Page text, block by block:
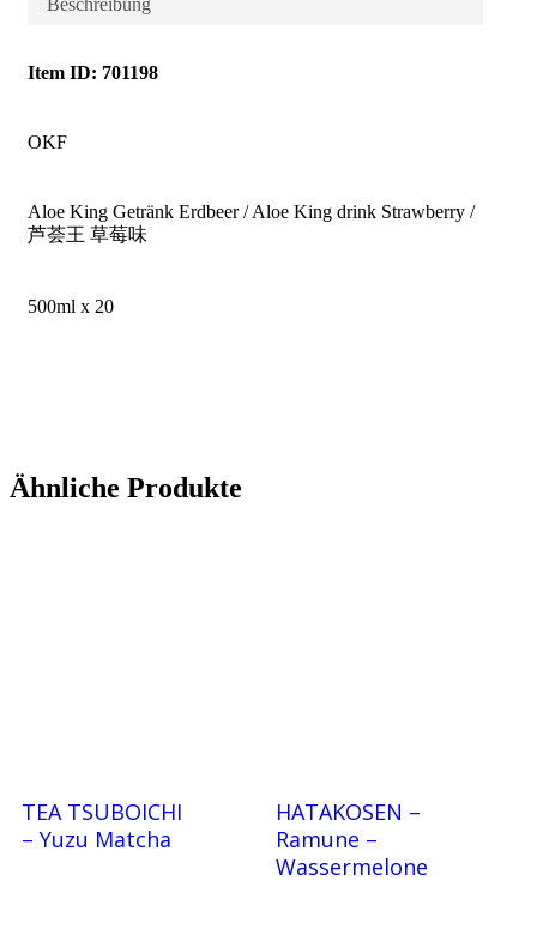
Beschreibung
Item ID: 701198
OKF
Aloe King Getränk Erdbeer / Aloe King drink Strawberry /
芦荟王 草莓味
500ml x 20
Ähnliche Produkte
TEA TSUBOICHI
– Yuzu Matcha
HATAKOSEN –
Ramune –
Wassermelone